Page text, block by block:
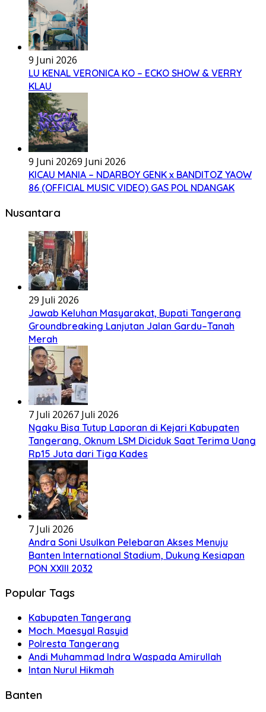
9 Juni 2026
LU KENAL VERONICA KO – ECKO SHOW & VERRY
KLAU
9 Juni 20269 Juni 2026
KICAU MANIA – NDARBOY GENK x BANDITOZ YAOW
86 (OFFICIAL MUSIC VIDEO) GAS POL NDANGAK
Nusantara
29 Juli 2026
Jawab Keluhan Masyarakat, Bupati Tangerang
Groundbreaking Lanjutan Jalan Gardu–Tanah
Merah
7 Juli 20267 Juli 2026
Ngaku Bisa Tutup Laporan di Kejari Kabupaten
Tangerang, Oknum LSM Diciduk Saat Terima Uang
Rp15 Juta dari Tiga Kades
7 Juli 2026
Andra Soni Usulkan Pelebaran Akses Menuju
Banten International Stadium, Dukung Kesiapan
PON XXIII 2032
Popular Tags
Kabupaten Tangerang
Moch. Maesyal Rasyid
Polresta Tangerang
Andi Muhammad Indra Waspada Amirullah
Intan Nurul Hikmah
Banten